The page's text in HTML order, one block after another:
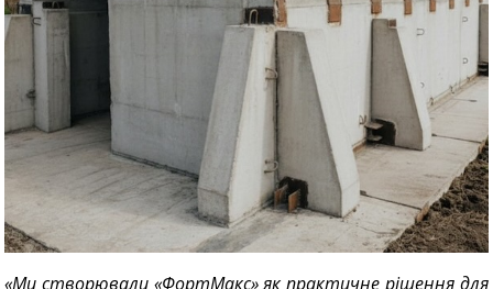
«Ми створювали «ФортМакс» як практичне рішення для